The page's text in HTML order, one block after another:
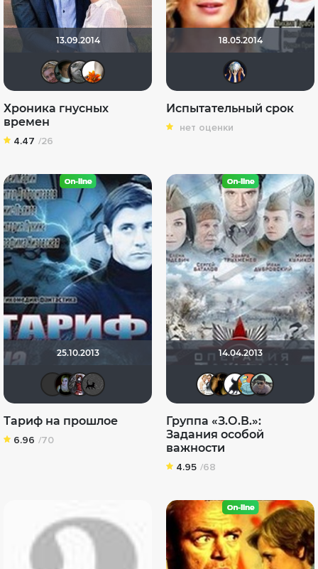
13.09.2014
Хроника гнусных
времен
4.47 /26
18.05.2014
Испытательный срок
нет оценки
25.10.2013
snegirevamary
Тариф на прошлое
6.96 /70
14.04.2013
Сергей
Группа «З.О.В.»:
Задания особой
важности
4.95 /68